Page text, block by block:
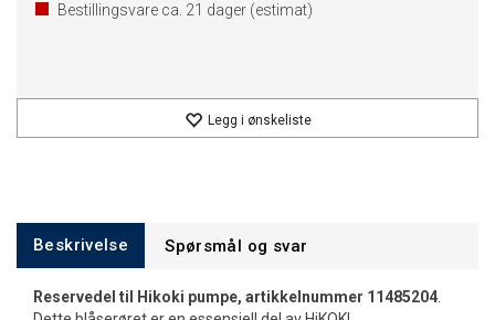
Bestillingsvare ca. 21 dager (estimat)
Legg i ønskeliste
Beskrivelse Spørsmål og svar
Reservedel til Hikoki pumpe, artikkelnummer 11485204